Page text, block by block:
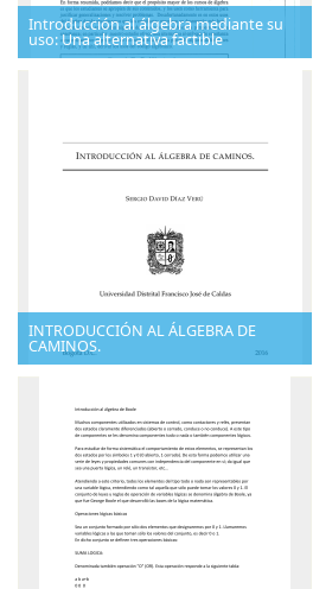
Introducción al álgebra mediante su
uso: Una alternativa factible
INTRODUCCIÓN AL ÁLGEBRA DE
CAMINOS.